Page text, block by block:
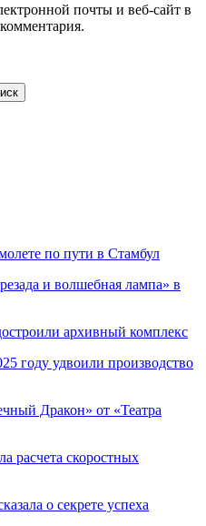
почты и веб-сайт в
по пути в Стамбул
и волшебная лампа» в
архивный комплекс
году удвоили производство
Дракон» от «Театра
расчета скоростных
о секрете успеха